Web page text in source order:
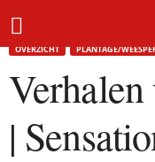
Home
OVERZICHT PLANTAGE/
Verhalen
|